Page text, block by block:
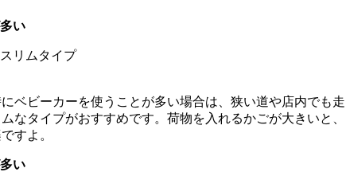
い
リムタイプ
ベビーカーを使うことが多い場合は、狭い道や店内でも走
なタイプがおすすめです。荷物を入れるかごが大きいと、
すよ。
い